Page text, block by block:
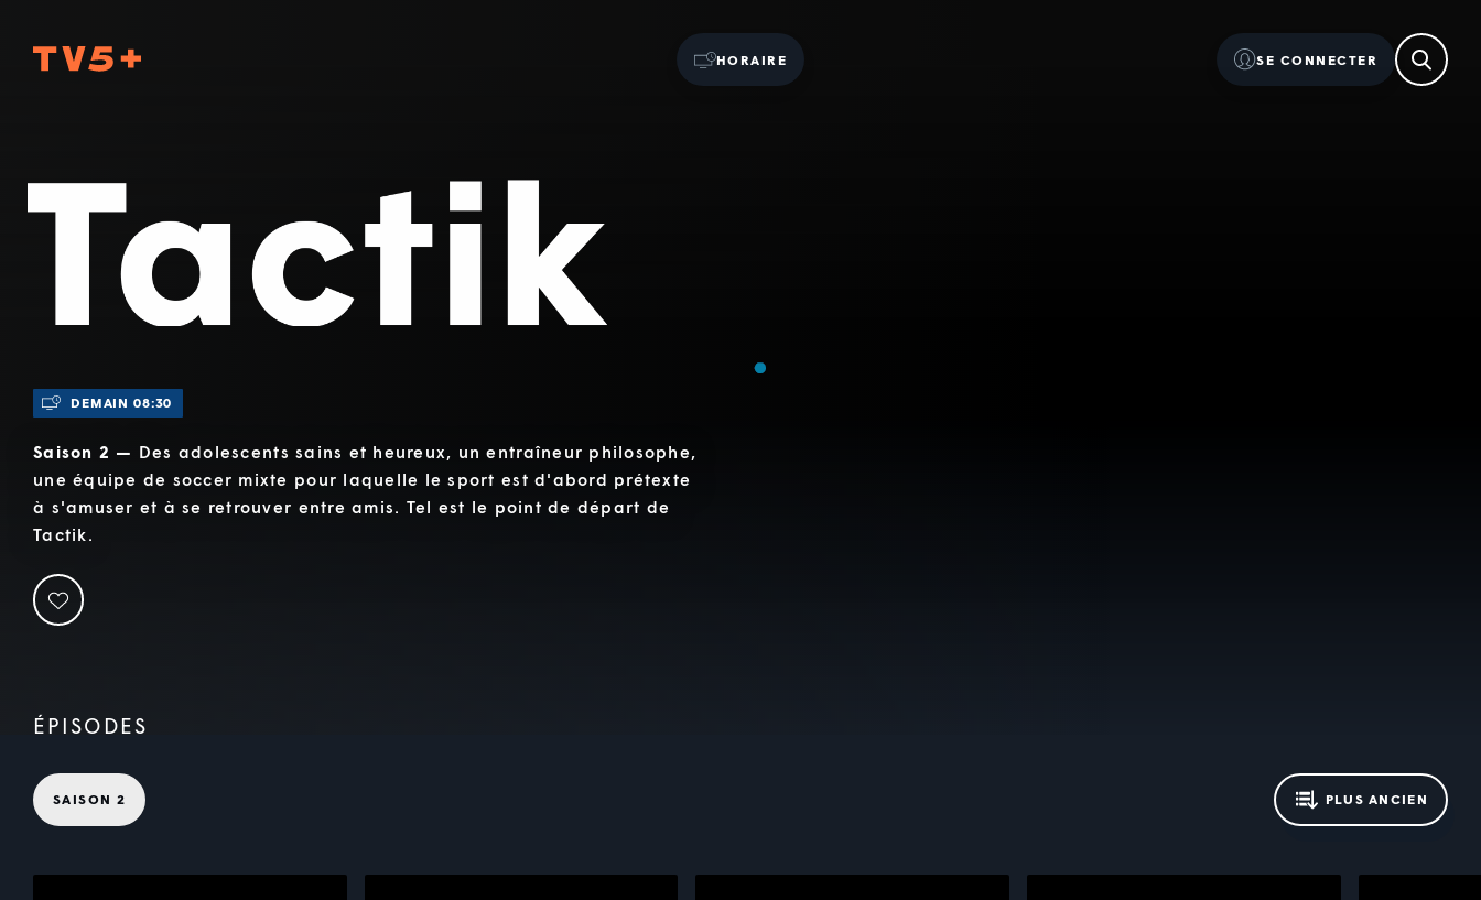
HORAIRE SE CONNECTER
DEMAIN 08:30
Saison 2 — Des adolescents sains et heureux, un entraîneur philosophe,
une équipe de soccer mixte pour laquelle le sport est d'abord prétexte
à s'amuser et à se retrouver entre amis. Tel est le point de départ de
Tactik.
ÉPISODES
SAISON 2 PLUS ANCIEN